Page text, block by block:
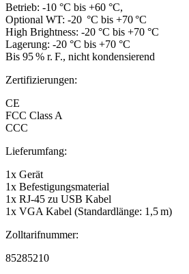
Betrieb: -10 °C bis +60 °C,
Optional WT: -20 °C bis +70 °C
High Brightness: -20 °C bis +70 °C
Lagerung: -20 °C bis +70 °C
Bis 95 % r. F., nicht kondensierend
Zertifizierungen:
CE
FCC Class A
CCC
Lieferumfang:
1x Gerät
1x Befestigungsmaterial
1x RJ-45 zu USB Kabel
1x VGA Kabel (Standardlänge: 1,5 m)
Zolltarifnummer:
85285210